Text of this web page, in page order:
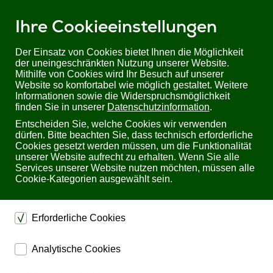
Ihre Cookieeinstellungen
Der Einsatz von Cookies bietet Ihnen die Möglichkeit
der uneingeschränkten Nutzung unserer Website.
Mithilfe von Cookies wird Ihr Besuch auf unserer
Website so komfortabel wie möglich gestaltet. Weitere
Informationen sowie die Widerspruchsmöglichkeit
finden Sie in unserer Datenschutzinformation.
Entscheiden Sie, welche Cookies wir verwenden
dürfen. Bitte beachten Sie, dass technisch erforderliche
Cookies gesetzt werden müssen, um die Funktionalität
unserer Website aufrecht zu erhalten. Wenn Sie alle
Services unserer Website nutzen möchten, müssen alle
Cookie-Kategorien ausgewählt sein.
Erforderliche Cookies
dienen dem technischen einwandfreien Betrieb unserer
Website.
Analytische Cookies
Sie befinden sich hier:Startseite Produkte KVM
TFT Schubladen
TFT Schubladen | mit KVM Switch
8-Port LCD KVM Switch CL5708 Slideaway von Aten
8-Port LCD KVM Switch CL5708 Slideaway von
Aten